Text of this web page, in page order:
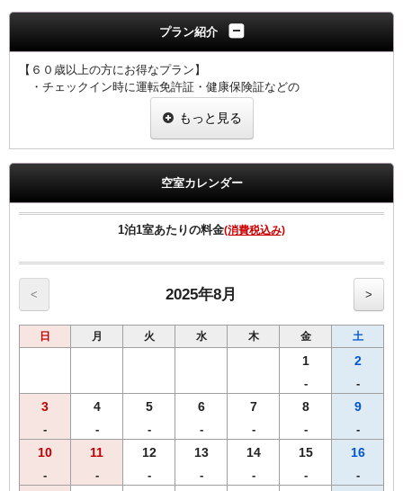
プラン紹介
【６０歳以上の方にお得なプラン】
・チェックイン時に運転免許証・健康保険証などの
年齢がわかる証明証をご提示ください。
・プラン適用には１室につき１名様、証明証のご提示をお願い致し
・ウェルカムドリンクとしてＲ＆Ｂオリジナル挽きたてコーヒーを
・全室インターネット回線接続可能（Wi-Fi・有線LAN）
♪朝食付♪
スタッフが毎朝焼き上げる焼きたてパンをお召し上がりいただけま
す。
【ワシントンＲ＆Ｂホテル朝食メニュー（AM6：30-AM9：30）】
・モーニングカレーライス
・サラダ
・味付ゆで玉子
・オーガニックグラノーラ
・スープ
もっと見る
空室カレンダー
1泊1室あたりの料金(消費税込み)
< 2025年8月 >
日 月 火 水 木 金 土
1
-
2
-
3
-
4
-
5
-
6
-
7
-
8
-
9
-
10
-
11
-
12
-
13
-
14
-
15
-
16
-